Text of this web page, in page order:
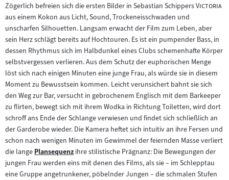
Zögerlich befreien sich die ersten Bilder in Sebastian Schippers"
Victoria"
aus einem Kokon aus Licht, Sound, Trockeneisschwaden und
unscharfen Silhouetten. Langsam erwacht der Film zum Leben, aber
sein Herz schlägt bereits auf Hochtouren. Es ist ein pumpender Bass, in
dessen Rhythmus sich im Halbdunkel eines Clubs schemenhafte Körper
selbstvergessen verlieren. Aus dem Schutz der euphorischen Menge
löst sich nach einigen Minuten eine junge Frau, als würde sie in diesem
Moment zu Bewusstsein kommen. Leicht verunsichert bahnt sie sich
den Weg zur Bar, versucht in gebrochenem Englisch mit dem Barkeeper
zu flirten, bewegt sich mit ihrem Wodka in Richtung Toiletten, wird dort
schroff ans Ende der Schlange verwiesen und findet sich schließlich an
der Garderobe wieder. Die Kamera heftet sich intuitiv an ihre Fersen und
schon nach wenigen Minuten im Gewimmel der feiernden Masse verliert
die langeZum
Inhalt:
Plansequenz ihre stilistische Prägnanz: Die Bewegungen der
jungen Frau werden eins mit denen des Films, als sie – im Schlepptau
eine Gruppe angetrunkener, pöbelnder Jungen – die schmalen Stufen